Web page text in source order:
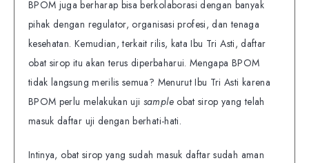
BPOM juga berharap bisa berkolaborasi dengan banyak
pihak dengan regulator, organisasi profesi, dan tenaga
kesehatan. Kemudian, terkait rilis, kata Ibu Tri Asti, daftar
obat sirop itu akan terus diperbaharui. Mengapa BPOM
tidak langsung merilis semua? Menurut Ibu Tri Asti karena
BPOM perlu melakukan uji sampleobat sirop yang telah
masuk daftar uji dengan berhati-hati.
Intinya, obat sirop yang sudah masuk daftar sudah aman